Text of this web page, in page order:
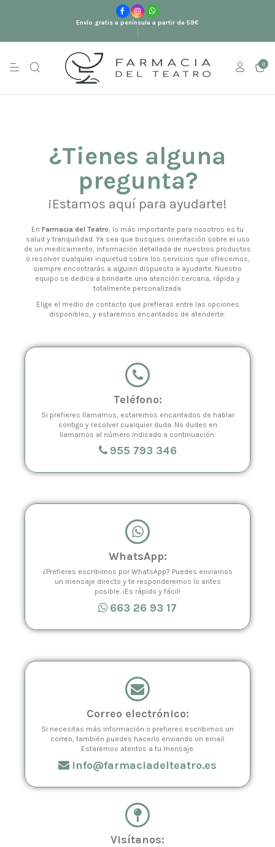
Envío gratis a península a partir de 59€
0
¿Tienes alguna
pregunta?
¡Estamos aquí para ayudarte!
En Farmacia del Teatro, lo más importante para nosotros es tu
salud y tranquilidad. Ya sea que busques orientación sobre el uso
de un medicamento, información detallada de nuestros productos
o resolver cualquier inquietud sobre los servicios que ofrecemos,
siempre encontrarás a alguien dispuesto a ayudarte. Nuestro
equipo se dedica a brindarte una atención cercana, rápida y
totalmente personalizada.
Elige el medio de contacto que prefieras entre las opciones
disponibles, y estaremos encantados de atenderte:
Teléfono:
Si prefieres llamarnos, estaremos encantados de hablar
contigo y resolver cualquier duda. No dudes en
llamarnos al número indicado a continuación:
955 793 346
WhatsApp:
¿Prefieres escribirnos por WhatsApp? Puedes enviarnos
un mensaje directo y te responderemos lo antes
posible. ¡Es rápido y fácil!
663 26 93 17
Correo electrónico:
Si necesitas más información o prefieres escribirnos un
correo, también puedes hacerlo enviando un email.
Estaremos atentos a tu mensaje.
info@farmaciadelteatro.es
Visítanos: